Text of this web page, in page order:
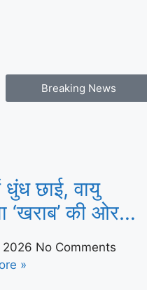
Breaking News
छाई, वायु
‘खराब’ की ओर
संबंधी
बढ़ीं | मुंबई-न्यूज़
2026 No Comments
»